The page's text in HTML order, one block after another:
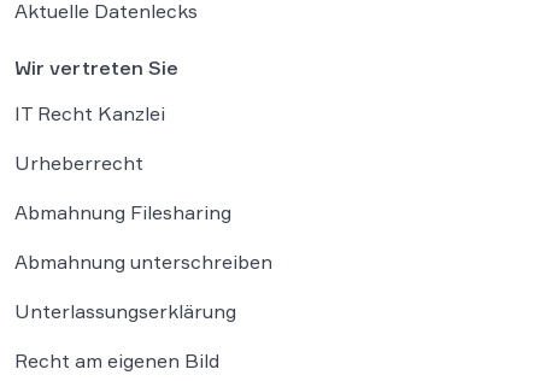
Aktuelle Datenlecks
Wir vertreten Sie
IT Recht Kanzlei
Urheberrecht
Abmahnung Filesharing
Abmahnung unterschreiben
Unterlassungserklärung
Recht am eigenen Bild